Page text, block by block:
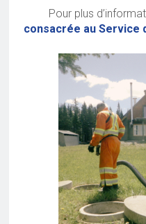
Pour plus
consacrée au Service